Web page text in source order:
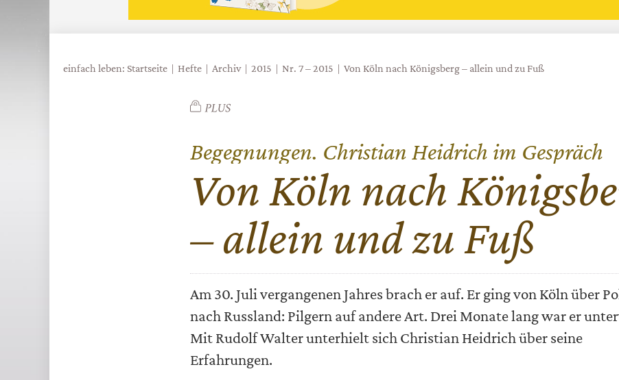
einfach leben: Startseite Hefte Archiv 2015 Nr. 7 – 2015 Von Köln nach Königsberg – allein und zu Fuß
Begegnungen. Christian Heidrich im Gespräch
:
Von Köln nach
– allein und zu Fuß
Am 30. Juli vergangenen Jahres brach er auf. Er ging von Köln über
nach Russland: Pilgern auf andere Art. Drei Monate lang war er
Mit Rudolf Walter unterhielt sich Christian Heidrich über seine
Erfahrungen.